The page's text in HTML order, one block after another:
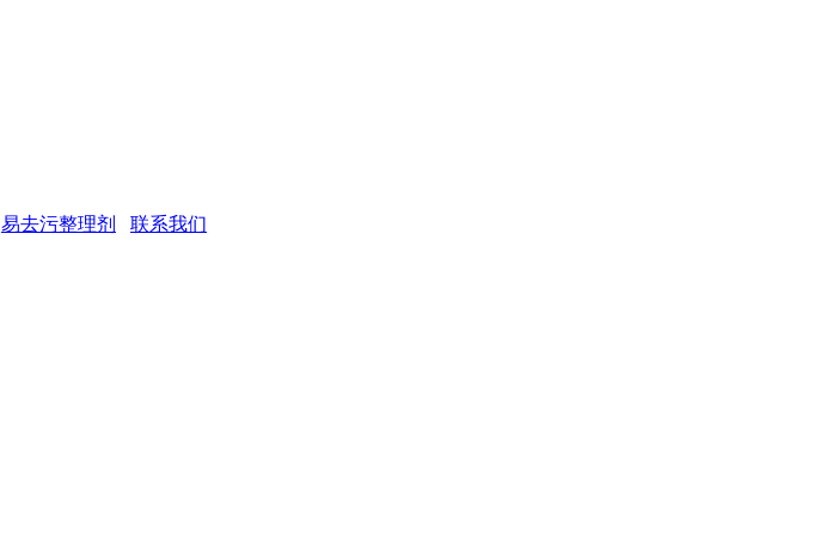
易去污整理剂
联系我们